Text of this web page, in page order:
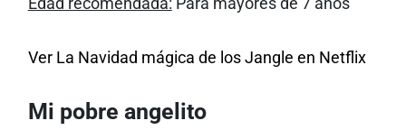
Edad recomendada: Para mayores de 7 años
Ver La Navidad mágica de los Jangle en Netflix
Mi pobre angelito